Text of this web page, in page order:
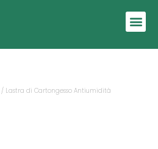
/ Lastra di Cartongesso Antiumidità